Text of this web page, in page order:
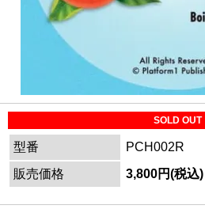
SOLD OUT
型番
PCH002R
販売価格
3,800円(税込)